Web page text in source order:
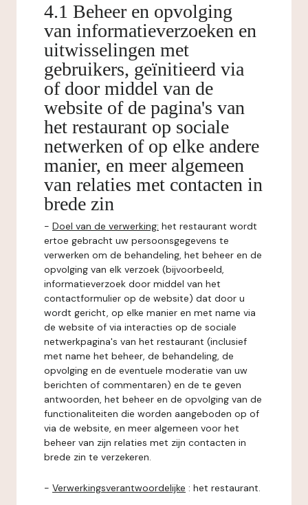
4.1 Beheer en opvolging
van informatieverzoeken en
uitwisselingen met
gebruikers, geïnitieerd via
of door middel van de
website of de pagina's van
het restaurant op sociale
netwerken of op elke andere
manier, en meer algemeen
van relaties met contacten in
brede zin
- Doel van de verwerking: het restaurant wordt
ertoe gebracht uw persoonsgegevens te
verwerken om de behandeling, het beheer en de
opvolging van elk verzoek (bijvoorbeeld,
informatieverzoek door middel van het
contactformulier op de website) dat door u
wordt gericht, op elke manier en met name via
de website of via interacties op de sociale
netwerkpagina's van het restaurant (inclusief
met name het beheer, de behandeling, de
opvolging en de eventuele moderatie van uw
berichten of commentaren) en de te geven
antwoorden, het beheer en de opvolging van de
functionaliteiten die worden aangeboden op of
via de website, en meer algemeen voor het
beheer van zijn relaties met zijn contacten in
brede zin te verzekeren.
- Verwerkingsverantwoordelijke : het restaurant.